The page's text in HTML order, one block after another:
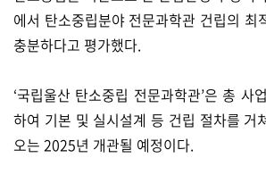
에서 탄소중립분야 전문과학관 건립의 최
충분하다고 평가했다.
‘국립울산 탄소중립 전문과학관’은 총 사
하여 기본 및 실시설계 등 건립 절차를 거
오는 2025년 개관될 예정이다.